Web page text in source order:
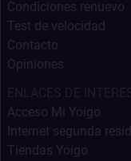
Condiciones renuevo
Test de velocidad
Contacto
Opiniones
Acceso Mi Yoigo
Internet segunda
Tiendas Yoigo